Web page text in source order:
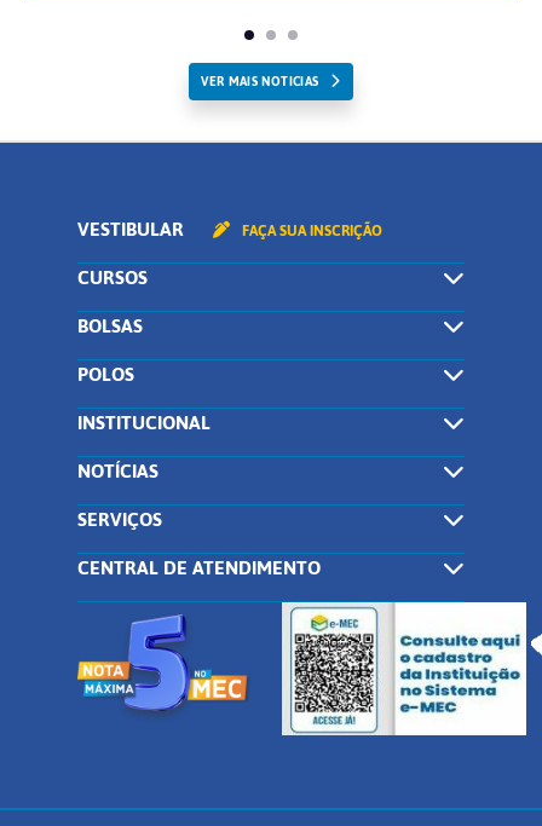
VER MAIS NOTICIAS
VESTIBULAR FAÇA SUA INSCRIÇÃO
CURSOS
BOLSAS
POLOS
INSTITUCIONAL
NOTÍCIAS
SERVIÇOS
CENTRAL DE ATENDIMENTO